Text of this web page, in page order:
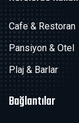
Cafe & Restoran
Pansiyon & Otel
Plaj & Barlar
Bağlantılar